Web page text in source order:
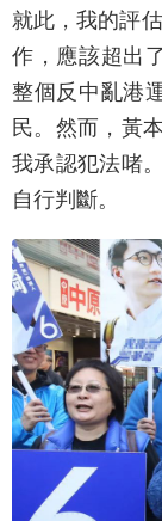
就此，我的評
作，應該超出
整個反中亂港
民。然而，黃
我承認犯法啫
自行判斷。